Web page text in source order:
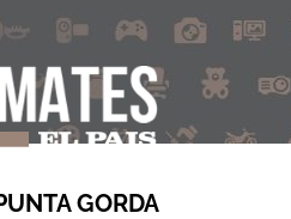
GORDA